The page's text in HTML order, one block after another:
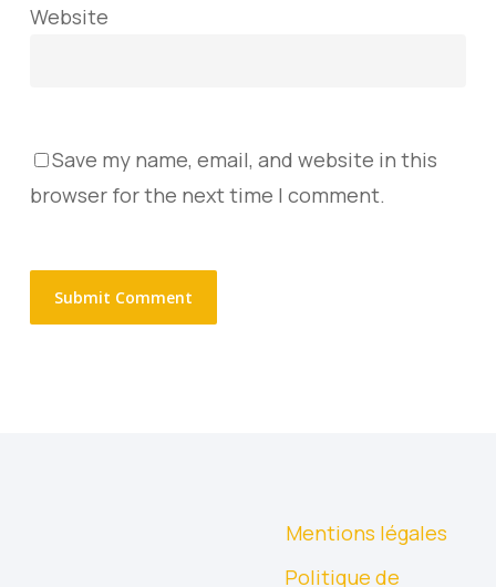
Website
Save my name, email, and website in this
browser for the next time I comment.
Mentions légales
Politique de